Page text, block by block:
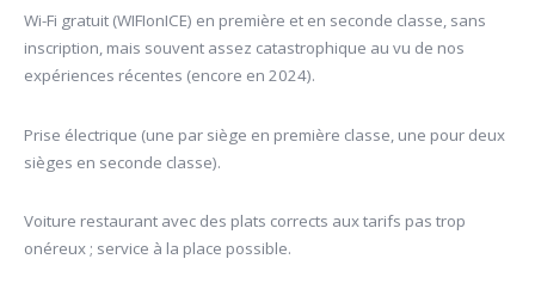
Wi-Fi gratuit (WIFIonICE) en première et en seconde classe, sans
inscription, mais souvent assez catastrophique au vu de nos
expériences récentes (encore en 2024).
Prise électrique (une par siège en première classe, une pour deux
sièges en seconde classe).
Voiture restaurant avec des plats corrects aux tarifs pas trop
onéreux ; service à la place possible.